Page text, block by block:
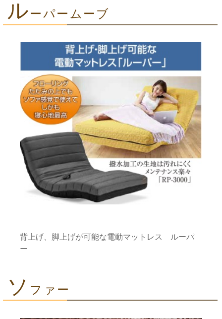
ル ーパームーブ
背上げ、脚上げが可能な電動マットレス ルーパ
ー
ソ ファー